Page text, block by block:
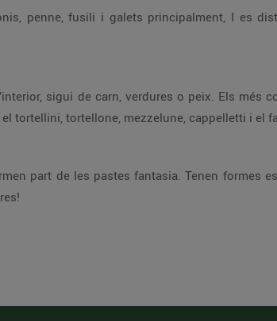
penne, fusili i galets principalment, I es
sigui de carn, verdures o peix. Els més
tortellini, tortellone, mezzelune, cappelletti i el
part de les pastes fantasia. Tenen formes